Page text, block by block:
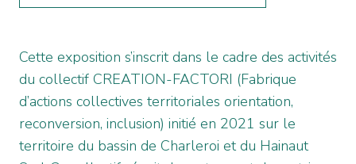
Cette exposition s’inscrit dans le cadre des activités
du collectif CREATION-FACTORI (Fabrique
d’actions collectives territoriales orientation,
reconversion, inclusion) initié en 2021 sur le
territoire du bassin de Charleroi et du Hainaut